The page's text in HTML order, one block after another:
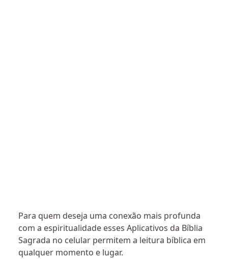
Para quem deseja uma conexão mais profunda
com a espiritualidade esses Aplicativos da Bíblia
Sagrada no celular permitem a leitura bíblica em
qualquer momento e lugar.